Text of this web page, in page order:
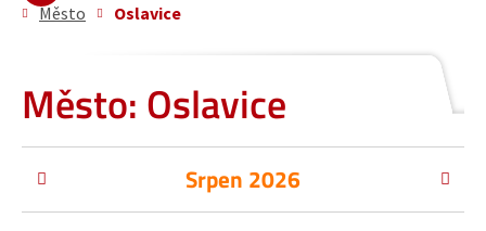
Město
Oslavice
Město: Oslavice
Srpen 2026